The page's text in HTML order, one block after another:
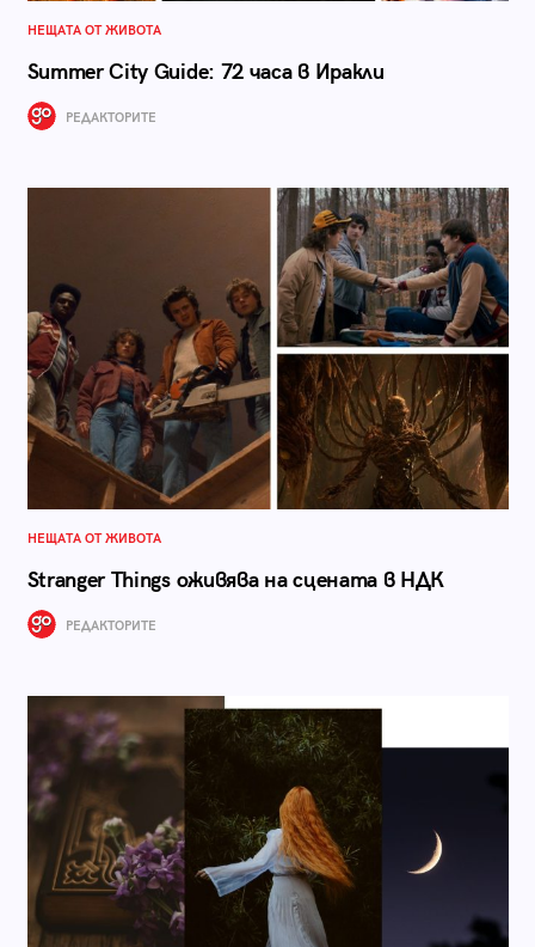
НЕЩАТА ОТ ЖИВОТА
Summer City Guide: 72 часа в Иракли
РЕДАКТОРИТЕ
НЕЩАТА ОТ ЖИВОТА
Stranger Things оживява на сцената в НДК
РЕДАКТОРИТЕ